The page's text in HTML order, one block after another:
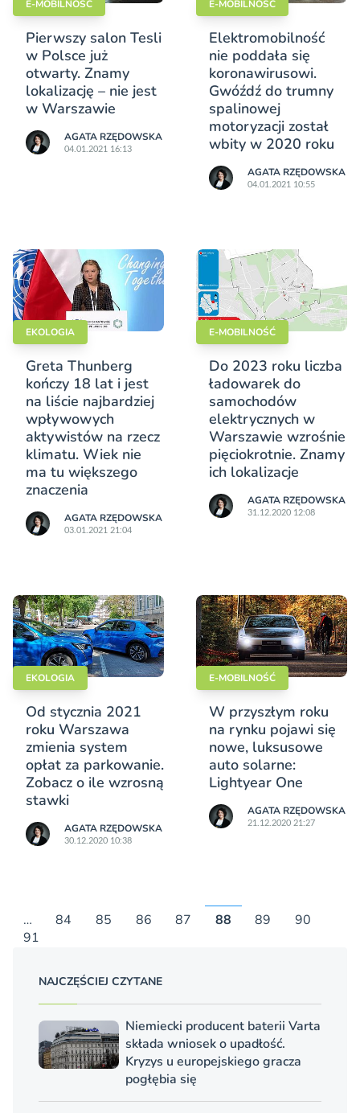
E-MOBILNOŚĆ
Pierwszy salon Tesli
w Polsce już
otwarty. Znamy
lokalizację – nie jest
w Warszawie
AGATA RZĘDOWSKA
04.01.2021 16:13
E-MOBILNOŚĆ
Elektromobilność
nie poddała się
koronawirusowi.
Gwóźdź do trumny
spalinowej
motoryzacji został
wbity w 2020 roku
AGATA RZĘDOWSKA
04.01.2021 10:55
EKOLOGIA
Greta Thunberg
kończy 18 lat i jest
na liście najbardziej
wpływowych
aktywistów na rzecz
klimatu. Wiek nie
ma tu większego
znaczenia
AGATA RZĘDOWSKA
03.01.2021 21:04
E-MOBILNOŚĆ
Do 2023 roku liczba
ładowarek do
samochodów
elektrycznych w
Warszawie wzrośnie
pięciokrotnie. Znamy
ich lokalizacje
AGATA RZĘDOWSKA
31.12.2020 12:08
EKOLOGIA
Od stycznia 2021
roku Warszawa
zmienia system
opłat za parkowanie.
Zobacz o ile wzrosną
stawki
AGATA RZĘDOWSKA
30.12.2020 10:38
E-MOBILNOŚĆ
W przyszłym roku
na rynku pojawi się
nowe, luksusowe
auto solarne:
Lightyear One
AGATA RZĘDOWSKA
21.12.2020 21:27
… 84 85 86 87 88 89
90
91
NAJCZĘŚCIEJ CZYTANE
Niemiecki producent baterii Varta
składa wniosek o upadłość.
Kryzys u europejskiego gracza
pogłębia się